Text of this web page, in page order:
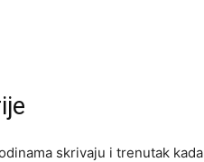
skrivaju i trenutak kada